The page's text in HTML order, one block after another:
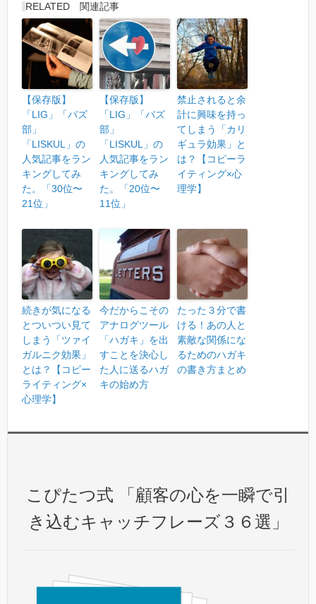
RELATED 関連記事
【保存版】
「LIG」「バズ
部」
「LISKUL」の
人気記事をラン
キングしてみ
た。「30位〜
21位」
【保存版】
「LIG」「バズ
部」
「LISKUL」の
人気記事をラン
キングしてみ
た。「20位〜
11位」
禁止されると余
計に興味を持っ
てしまう「カリ
ギュラ効果」と
は？【コピーラ
イティング×心
理学】
続きが気になる
とついつい見て
しまう「ツァイ
ガルニク効果」
とは？【コピー
ライティング×
心理学】
今だからこその
アナログツール
「ハガキ」を出
すことを決心し
た人に送るハガ
キの始め方
たった３分で書
ける！あの人と
素敵な関係にな
るためのハガキ
の書き方まとめ
こぴたつ式 「顧客の心を一瞬で引
き込むキャッチフレーズ３６選」